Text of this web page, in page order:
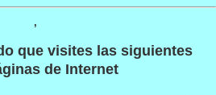
,
que visites las siguientes
de Internet